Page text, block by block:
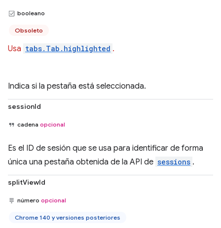
booleano
Obsoleto
Usa tabs.Tab.highlighted .
Indica si la pestaña está seleccionada.
sessionId
cadena opcional
Es el ID de sesión que se usa para identificar de forma
única una pestaña obtenida de la API de sessions .
splitViewId
número opcional
Chrome 140 y versiones posteriores